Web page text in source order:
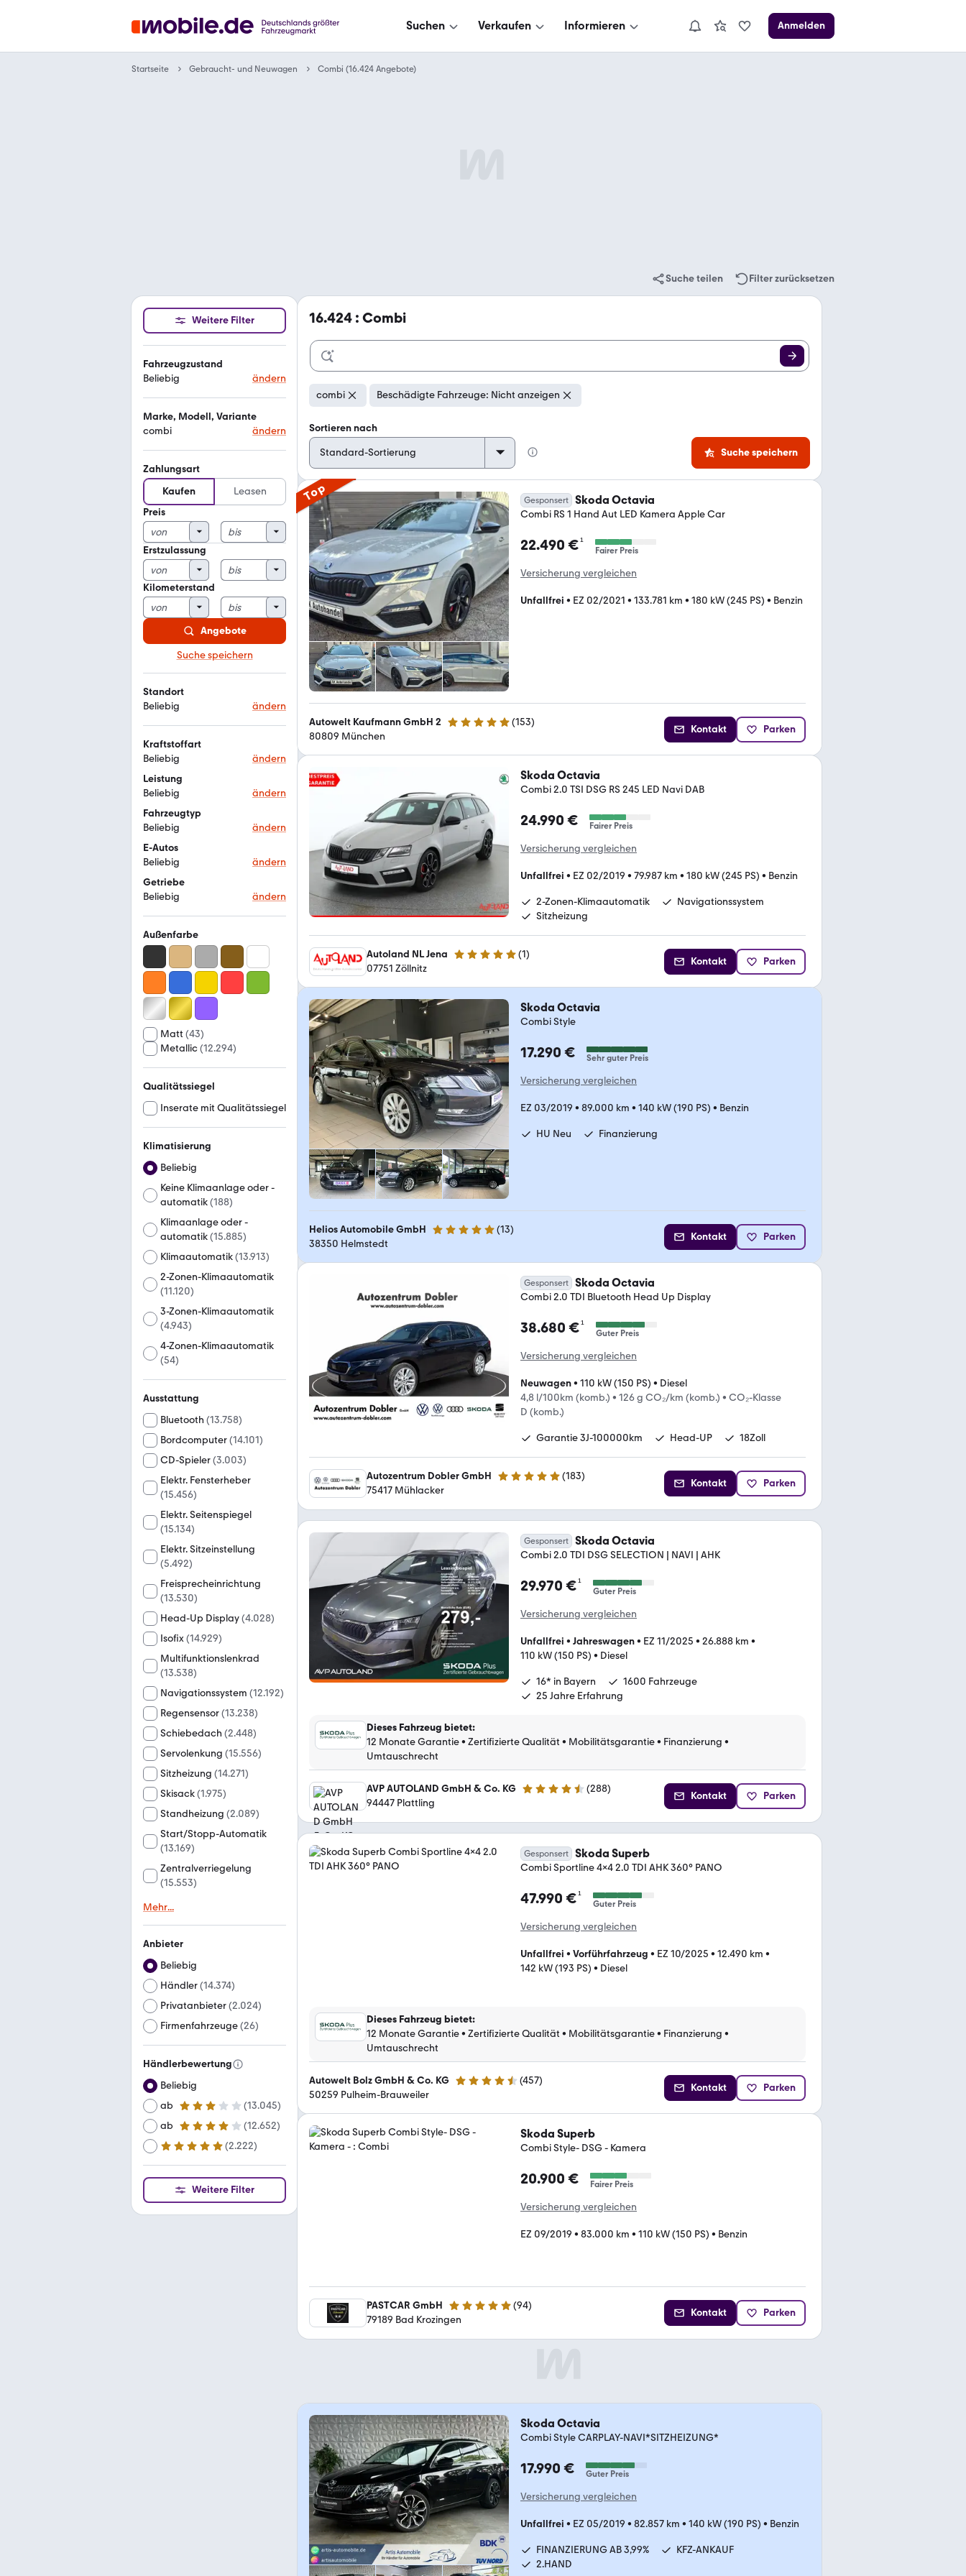
Suchen Verkaufen Informieren Anmelden
Startseite Gebraucht- und Neuwagen Combi (16.424 Angebote)
Suche teilen Filter zurücksetzen
Weitere Filter
Fahrzeugzustand
Beliebig
ändern
Marke, Modell, Variante
combi
ändern
Zahlungsart
Kaufen
Leasen
Preis
Erstzulassung
Kilometerstand
Angebote
Suche speichern
Standort
Beliebig
ändern
Kraftstoffart
Beliebig
ändern
Leistung
Beliebig
ändern
Fahrzeugtyp
Beliebig
ändern
E-Autos
Beliebig
ändern
Getriebe
Beliebig
ändern
Außenfarbe
Matt (43)
Metallic(12.294)
Qualitätssiegel
Inserate mit Qualitätssiegel
Klimatisierung
Beliebig
Keine Klimaanlage oder -
automatik(188)
Klimaanlage oder -
automatik(15.885)
Klimaautomatik(13.913)
2-Zonen-Klimaautomatik
(11.120)
3-Zonen-Klimaautomatik
(4.943)
4-Zonen-Klimaautomatik
(54)
Ausstattung
Bluetooth (13.758)
Bordcomputer(14.101)
CD-Spieler(3.003)
Elektr. Fensterheber
(15.456)
Elektr. Seitenspiegel
(15.134)
Elektr. Sitzeinstellung
(5.492)
Freisprecheinrichtung
(13.530)
Head-Up Display(4.028)
Isofix(14.929)
Multifunktionslenkrad
(13.538)
Navigationssystem (12.192)
Regensensor(13.238)
Schiebedach (2.448)
Servolenkung (15.556)
Sitzheizung (14.271)
Skisack(1.975)
Standheizung (2.089)
Start/Stopp-Automatik
(13.169)
Zentralverriegelung
(15.553)
Mehr...
Anbieter
Beliebig
Händler(14.374)
Privatanbieter(2.024)
Firmenfahrzeuge(26)
Händlerbewertung
Beliebig
ab
3 Sterne (13.045)
ab
4 Sterne (12.652)
ab
5 Sterne (2.222)
Weitere Filter
16.424 : Combi
combi Beschädigte Fahrzeuge: Nicht anzeigen
Sortieren nach
Suche speichern
Top Gesponsert Skoda Octavia
Combi RS 1 Hand Aut LED Kamera Apple Car
22.490 €¹
Fairer Preis
Versicherung vergleichen
Unfallfrei • EZ 02/2021 • 133.781 km • 180 kW (245 PS) • Benzin
Autowelt Kaufmann GmbH 2 5 Sterne (153)
80809 München
Kontakt Parken
Skoda Octavia
Combi 2.0 TSI DSG RS 245 LED Navi DAB
24.990 € Fairer Preis
Versicherung vergleichen
Unfallfrei • EZ 02/2019 • 79.987 km • 180 kW (245 PS) • Benzin
2-Zonen-Klimaautomatik
Navigationssystem
Sitzheizung
Autoland NL Jena 5 Sterne (1)
07751 Zöllnitz
Kontakt Parken
Skoda Octavia
Combi Style
17.290 € Sehr guter Preis
Versicherung vergleichen
EZ 03/2019 • 89.000 km • 140 kW (190 PS) • Benzin
HU Neu Finanzierung
Helios Automobile GmbH 4.8 Sterne (13)
38350 Helmstedt
Kontakt Parken
Gesponsert Skoda Octavia
Combi 2.0 TDI Bluetooth Head Up Display
38.680 €¹
Guter Preis
Versicherung vergleichen
Neuwagen• 110 kW (150 PS) • Diesel
4,8 l/100km (komb.) • 126 g CO₂/km (komb.) • CO₂-Klasse
D (komb.)
Garantie 3J-100000km Head-UP 18Zoll
Autozentrum Dobler GmbH 4.8 Sterne (183)
75417 Mühlacker
Kontakt Parken
Gesponsert Skoda Octavia
Combi 2.0 TDI DSG SELECTION | NAVI | AHK
29.970 €¹
Guter Preis
Versicherung vergleichen
Unfallfrei • Jahreswagen• EZ 11/2025 • 26.888 km •
110 kW (150 PS) • Diesel
16* in Bayern
1600 Fahrzeuge
25 Jahre Erfahrung
Dieses Fahrzeug bietet:
12 Monate Garantie• Zertifizierte Qualität • Mobilitätsgarantie• Finanzierung •
Umtauschrecht
AVP AUTOLAND GmbH & Co. KG 4.3 Sterne (288)
94447 Plattling
Kontakt Parken
Gesponsert Skoda Superb
Combi Sportline 4x4 2.0 TDI AHK 360° PANO
47.990 €¹
Guter Preis
Versicherung vergleichen
Unfallfrei • Vorführfahrzeug • EZ 10/2025 • 12.490 km •
142 kW (193 PS) • Diesel
Dieses Fahrzeug bietet:
12 Monate Garantie• Zertifizierte Qualität • Mobilitätsgarantie• Finanzierung •
Umtauschrecht
Autowelt Bolz GmbH & Co. KG 4.5 Sterne (457)
50259 Pulheim-Brauweiler
Kontakt Parken
Skoda Superb
Combi Style- DSG - Kamera
20.900 € Fairer Preis
Versicherung vergleichen
EZ 09/2019 • 83.000 km • 110 kW (150 PS) • Benzin
PASTCAR GmbH 5 Sterne (94)
79189 Bad Krozingen
Kontakt Parken
Skoda Octavia
Combi Style CARPLAY-NAVI*SITZHEIZUNG*
17.990 € Guter Preis
Versicherung vergleichen
Unfallfrei • EZ 05/2019 • 82.857 km • 140 kW (190 PS) • Benzin
FINANZIERUNG AB 3,99%
KFZ-ANKAUF
2.HAND